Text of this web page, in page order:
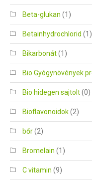
Beta-glukan (1)
Betainhydrochlorid (1)
Bikarbonát(1)
Bio Gyógynövények
Bio hidegen sajtolt(0)
Bioflavonoidok(2)
bőr(2)
Bromelain (1)
C vitamin (9)